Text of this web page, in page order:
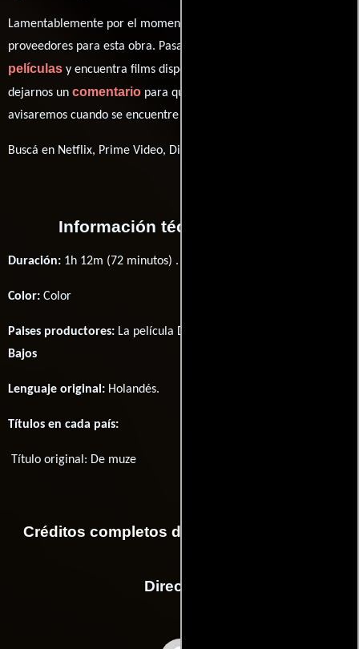
Lamentablemente por el momento no contamos con enlaces a
proveedores para esta obra. Pasa por nuestro catálogo de
películas y encuentra films disponibles. También puedes
dejarnos un comentario para que le demos prioridad y te
avisaremos cuando se encuentre disponible
Buscá en Netflix, Prime Video, Disney+
Información técnica y general
Duración: 1h 12m (72 minutos) .
Color: Color
Paises productores: La película De muze fué producida en
Bajos
Lenguaje original: Holandés.
Títulos en cada país:
Título original: De muze
Créditos completos de la película De muze
Dirección